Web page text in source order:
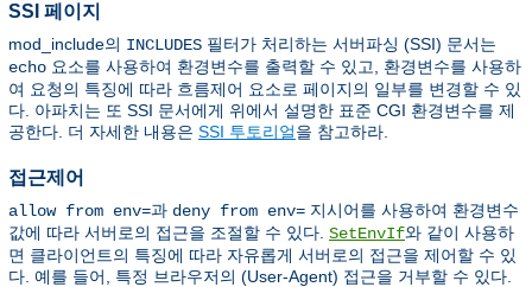
SSI 페이지
mod_include의 INCLUDES 필터가 처리하는 서버파싱 (SSI) 문서는
echo 요소를 사용하여 환경변수를 출력할 수 있고, 환경변수를 사용하
여 요청의 특징에 따라 흐름제어 요소로 페이지의 일부를 변경할 수 있
다. 아파치는 또 SSI 문서에게 위에서 설명한 표준 CGI 환경변수를 제
공한다. 더 자세한 내용은 SSI 투토리얼을 참고하라.
접근제어
allow from env=과 deny from env= 지시어를 사용하여 환경변수
값에 따라 서버로의 접근을 조절할 수 있다. SetEnvIf와 같이 사용하
면 클라이언트의 특징에 따라 자유롭게 서버로의 접근을 제어할 수 있
다. 예를 들어, 특정 브라우저의 (User-Agent) 접근을 거부할 수 있다.